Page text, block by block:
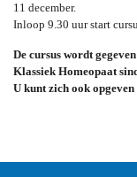
11 december.
Inloop 9.30 uur start
De cursus wordt
Klassiek Homeopaat
U kunt zich ook